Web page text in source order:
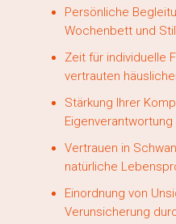
Persönliche
Wochenbett und
Zeit für individuelle
vertrauten
Stärkung Ihrer
Eigenverantwortung
Vertrauen in
natürliche
Einordnung von
Verunsicherung